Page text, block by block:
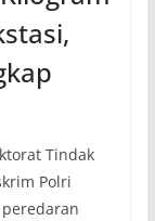
Tindak
Polri